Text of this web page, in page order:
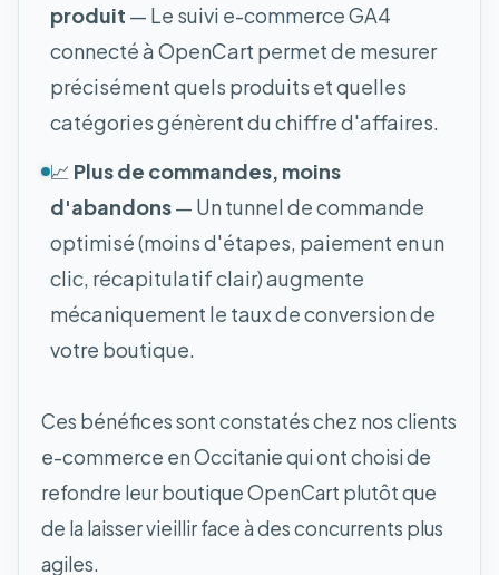
produit — Le suivi e-commerce GA4
connecté à OpenCart permet de mesurer
précisément quels produits et quelles
catégories génèrent du chiffre d'affaires.
📈 Plus de commandes, moins
d'abandons— Un tunnel de commande
optimisé (moins d'étapes, paiement en un
clic, récapitulatif clair) augmente
mécaniquement le taux de conversion de
votre boutique.
Ces bénéfices sont constatés chez nos clients
e-commerce en Occitanie qui ont choisi de
refondre leur boutique OpenCart plutôt que
de la laisser vieillir face à des concurrents plus
agiles.